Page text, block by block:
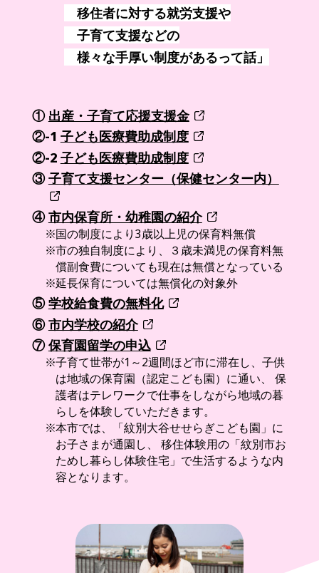
移住者に対する就労支援や
子育て支援などの
様々な手厚い制度があるって話」
① 出産・子育て応援支援金
②-1 子ども医療費助成制度
②-2 子ども医療費助成制度
③子育て支援センター（保健センター内）
④市内保育所・幼稚園の紹介
国の制度により3歳以上児の保育料無償
市の独自制度により、３歳未満児の保育料無
償副食費についても現在は無償となっている
延長保育については無償化の対象外
⑤学校給食費の無料化
⑥市内学校の紹介
⑦保育園留学の申込
子育て世帯が1～2週間ほど市に滞在し、子供
は地域の保育園（認定こども園）に通い、 保
護者はテレワークで仕事をしながら地域の暮
らしを体験していただきます。
本市では、「紋別大谷せせらぎこども園」に
お子さまが通園し、 移住体験用の「紋別市お
ためし暮らし体験住宅」で生活するような内
容となります。